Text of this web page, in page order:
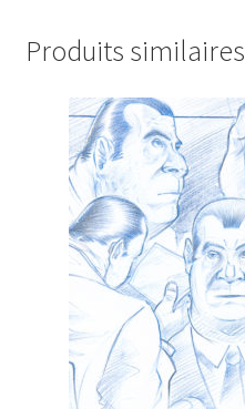
Produits similaires